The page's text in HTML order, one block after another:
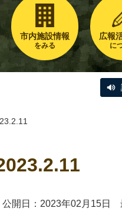
市内施設情報
をみる
広報
に
公開日：2023年02月15日